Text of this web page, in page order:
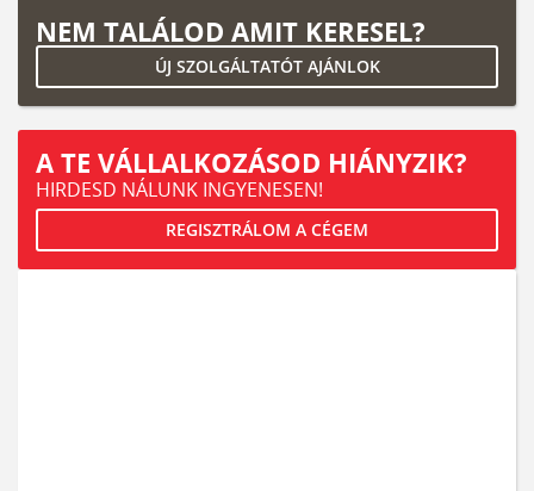
NEM TALÁLOD AMIT KERESEL?
ÚJ SZOLGÁLTATÓT AJÁNLOK
A TE VÁLLALKOZÁSOD HIÁNYZIK?
HIRDESD NÁLUNK INGYENESEN!
REGISZTRÁLOM A CÉGEM